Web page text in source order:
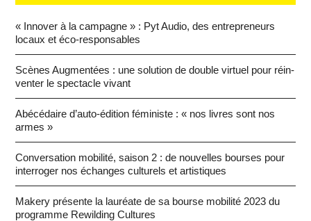
« Innover à la cam­pagne » : Pyt Audio, des en­tre­pre­neurs
locaux et éco-res­pon­sables
Scènes Aug­men­tées : une so­lu­tion de double virtuel pour ré­in­
ven­ter le spec­tacle vivant
Abé­cé­daire d’auto-édi­tion fé­mi­niste : « nos livres sont nos
armes »
Conver­sa­tion mo­bi­lité, saison 2 : de nou­velles bourses pour
in­ter­ro­ger nos échanges cultu­rels et ar­tis­tiques
Makery pré­sente la lau­réate de sa bourse mo­bi­lité 2023 du
pro­gramme Re­wil­ding Cultures